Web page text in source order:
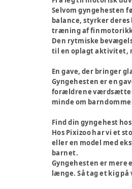
Selvom gyngehesten
balance, styrker
træning af
Den rytmiske
til en oplagt aktivitet,
En gave, der bringer
Gyngehesten er en
forældrene værdsætter
minde om
Find din gyngehest
Hos Pixizoo har vi et
eller en model med
barnet.
Gyngehesten er mere
længe. Så tag et kig